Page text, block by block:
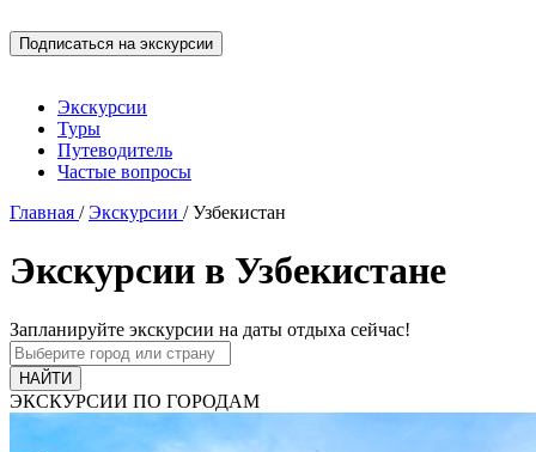
Экскурсии
Туры
Путеводитель
Частые вопросы
Главная /Экскурсии /Узбекистан
Экскурсии в Узбекистане
Запланируйте экскурсии на даты отдыха сейчас!
ЭКСКУРСИИ ПО ГОРОДАМ